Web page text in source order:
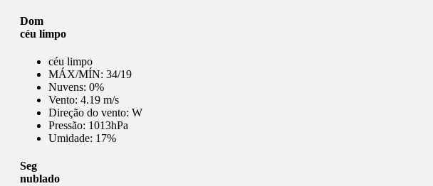
Dom
céu limpo
céu limpo
MÁX/MÍN: 34/19
Nuvens: 0%
Vento: 4.19 m/s
Direção do vento: W
Pressão: 1013hPa
Umidade: 17%
Seg
nublado